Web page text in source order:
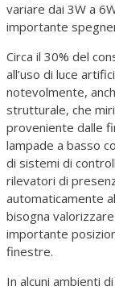
variare dai 3W a
importante
Circa il 30% del
all’uso di luce
notevolmente,
strutturale, che
proveniente dalle
lampade a basso
di sistemi di
rilevatori di
automaticamente
bisogna
importante
finestre.
In alcuni ambienti